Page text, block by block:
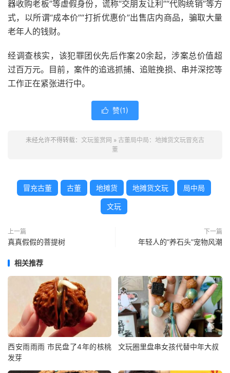
器收购老板”等虚假身份，谎称“交朋友让利”“代购统销”等方
式，以所谓“成本价”“打折优惠价”出售店内商品，骗取大量
老年人的钱财。
经调查核实，该犯罪团伙先后作案20余起，涉案总价值超
过百万元。目前，案件的追逃抓捕、追赃挽损、串并深挖等
工作正在紧张进行中。
 赞(1)
未经允许不得转载： 文玩鉴赏网 » 古董局中局：地摊货文玩冒充古
董
冒充古董 古董 地摊货 地摊货文玩 局中局
文玩
上一篇
真真假假的菩提树
下一篇
年轻人的“养石头”宠物风潮
相关推荐
西安雨雨雨 市民盘了4年的核桃
发芽
文玩圈里盘串女孩代替中年大叔